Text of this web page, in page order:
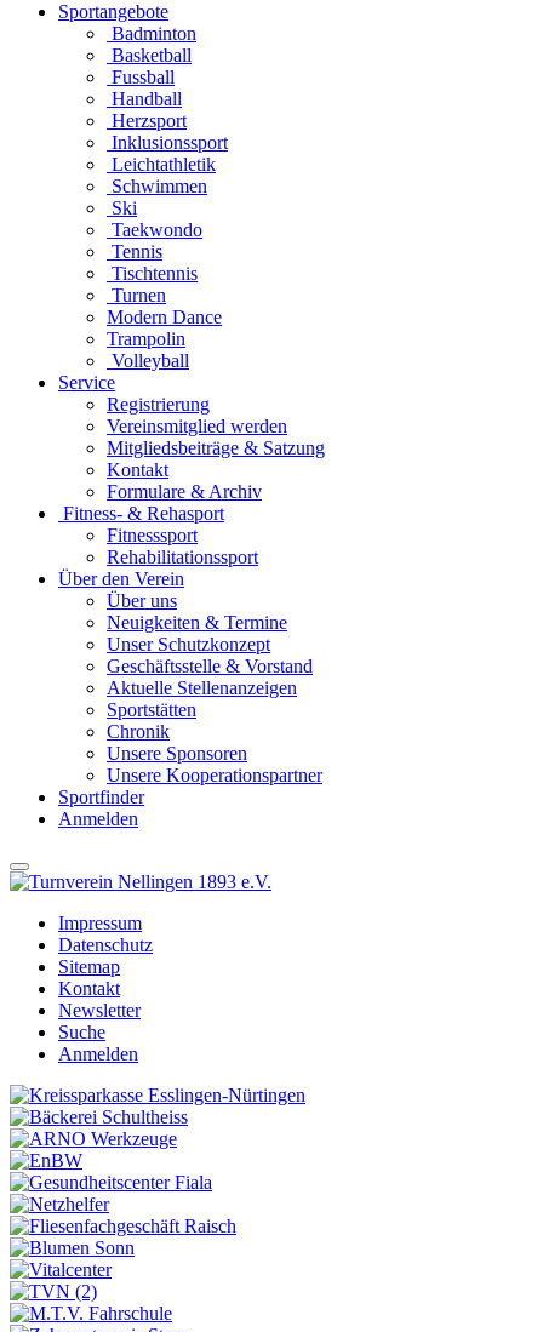
Sportangebote
Badminton
Basketball
Fussball
Handball
Herzsport
Inklusionssport
Leichtathletik
Schwimmen
Ski
Taekwondo
Tennis
Tischtennis
Turnen
Modern Dance
Trampolin
Volleyball
Service
Registrierung
Vereinsmitglied werden
Mitgliedsbeiträge & Satzung
Kontakt
Formulare & Archiv
Fitness- & Rehasport
Fitnesssport
Rehabilitationssport
Über den Verein
Über uns
Neuigkeiten & Termine
Unser Schutzkonzept
Geschäftsstelle & Vorstand
Aktuelle Stellenanzeigen
Sportstätten
Chronik
Unsere Sponsoren
Unsere Kooperationspartner
Sportfinder
Anmelden
Impressum
Datenschutz
Sitemap
Kontakt
Newsletter
Suche
Anmelden